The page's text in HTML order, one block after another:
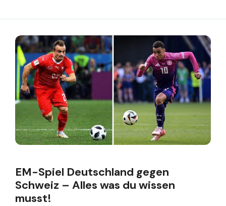
EM-Spiel Deutschland gegen
Schweiz – Alles was du wissen
musst!